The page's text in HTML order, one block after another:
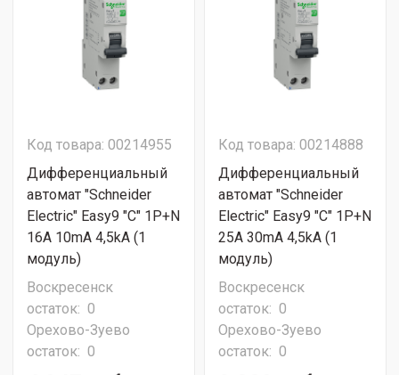
Код товара: 00214955
Дифференциальный
автомат "Schneider
Electric" Easy9 "C" 1P+N
16A 10mA 4,5kA (1
модуль)
Воскресенск
остаток: 0
Орехово-Зуево
остаток: 0
Код товара: 00214888
Дифференциальный
автомат "Schneider
Electric" Easy9 "C" 1P+N
25A 30mA 4,5kA (1
модуль)
Воскресенск
остаток: 0
Орехово-Зуево
остаток: 0